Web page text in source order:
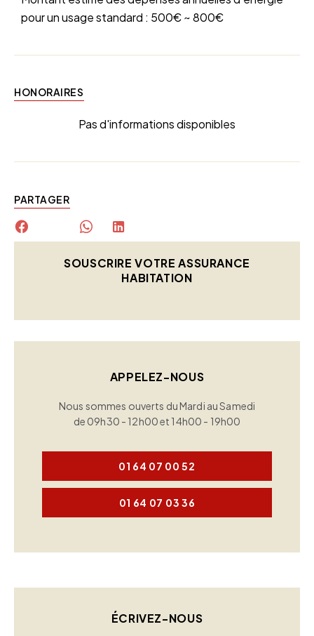
pour un usage standard : 500€ ~ 800€
HONORAIRES
Pas d'informations disponibles
PARTAGER
SOUSCRIRE VOTRE ASSURANCE
HABITATION
APPELEZ-NOUS
Nous sommes ouverts du Mardi au Samedi
de 09h30 - 12h00 et 14h00 - 19h00
01 64 07 00 52
01 64 07 03 36
ÉCRIVEZ-NOUS